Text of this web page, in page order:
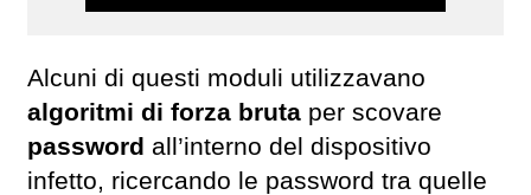
Alcuni di questi moduli utilizzavano
algoritmi di forza bruta per scovare
password all’interno del dispositivo
infetto, ricercando le password tra quelle